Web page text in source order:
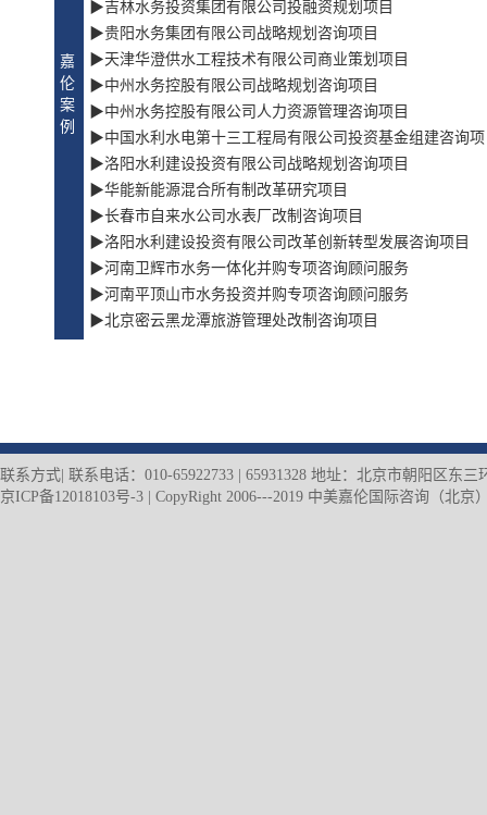
嘉
伦
案
例
▶吉林水务投资集团有限公司投融资规划项目
▶贵阳水务集团有限公司战略规划咨询项目
▶天津华澄供水工程技术有限公司商业策划项目
▶中州水务控股有限公司战略规划咨询项目
▶中州水务控股有限公司人力资源管理咨询项目
▶中国水利水电第十三工程局有限公司投资基金组建咨询
▶洛阳水利建设投资有限公司战略规划咨询项目
▶华能新能源混合所有制改革研究项目
▶长春市自来水公司水表厂改制咨询项目
▶洛阳水利建设投资有限公司改革创新转型发展咨询项目
▶河南卫辉市水务一体化并购专项咨询顾问服务
▶河南平顶山市水务投资并购专项咨询顾问服务
▶北京密云黑龙潭旅游管理处改制咨询项目
联系方式| 联系电话：010-65922733 | 65931328 地址：北京市朝阳区东
京ICP备12018103号-3 | CopyRight 2006---2019 中美嘉伦国际咨询（北京